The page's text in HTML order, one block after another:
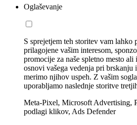
Oglaševanje
S sprejetjem teh storitev vam lahko
prilagojene vašim interesom,
promocije za naše spletno mesto
osnovi vašega vedenja pri brskanju
merimo njihov uspeh. Z vašim
uporabljamo naslednje storitve
Meta-Pixel, Microsoft Advertising,
podlagi klikov, Ads Defender